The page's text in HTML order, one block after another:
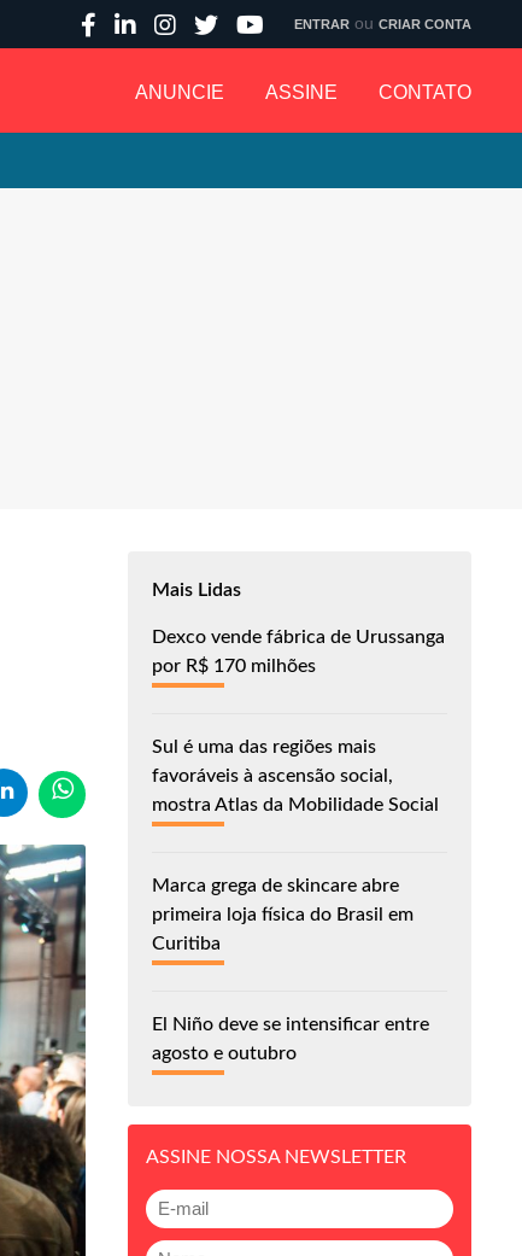
ANUNCIE ASSINE CONTATO
ENTRAR ou CRIAR CONTA
Mais Lidas
Dexco vende fábrica de Urussanga
por R$ 170 milhões
Sul é uma das regiões mais
favoráveis à ascensão social,
mostra Atlas da Mobilidade Social
Marca grega de skincare abre
primeira loja física do Brasil em
Curitiba
El Niño deve se intensificar entre
agosto e outubro
ASSINE NOSSA NEWSLETTER